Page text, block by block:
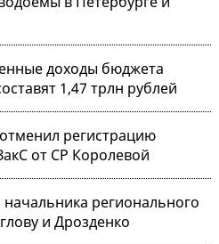
доходы бюджета
1,47 трлн рублей
регистрацию
от СР Королевой
регионального
и Дрозденко